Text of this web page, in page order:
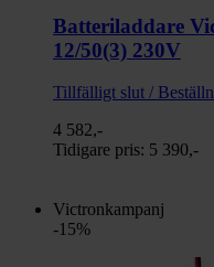
Batteriladdare
12/50(3) 230V
Tillfälligt slut /
4 582,-
Tidigare pris: 5 390,-
Victronkampanj
-15%